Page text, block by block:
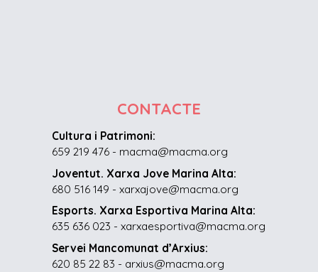
CONTACTE
Cultura i Patrimoni:
659 219 476 - macma@macma.org
Joventut. Xarxa Jove Marina Alta:
680 516 149 - xarxajove@macma.org
Esports. Xarxa Esportiva Marina Alta:
635 636 023 - xarxaesportiva@macma.org
Servei Mancomunat d’Arxius:
620 85 22 83 - arxius@macma.org